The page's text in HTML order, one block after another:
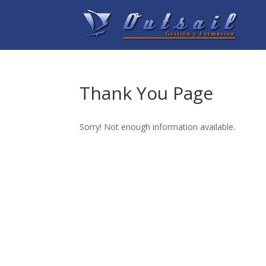
Thank You Page
Sorry! Not enough information available.